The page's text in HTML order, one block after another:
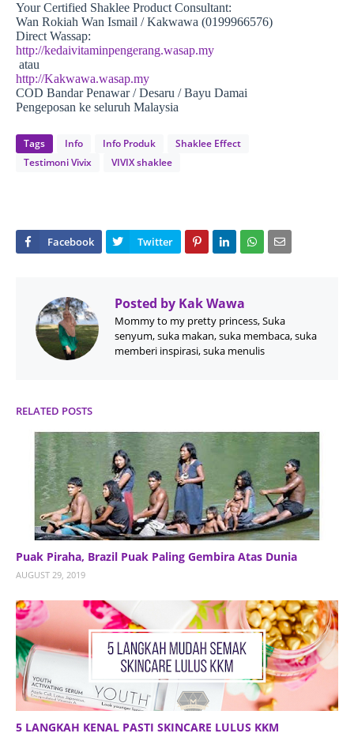
Your Certified Shaklee Product Consultant:
Wan Rokiah Wan Ismail / Kakwawa (0199966576)
Direct Wassap:
http://kedaivitaminpengerang.wasap.my
atau
http://Kakwawa.wasap.my
COD Bandar Penawar / Desaru / Bayu Damai
Pengeposan ke seluruh Malaysia
Tags Info Info Produk
Shaklee Effect
Testimoni Vivix
VIVIX shaklee
Posted by Kak Wawa
Mommy to my pretty princess, Suka
senyum, suka makan, suka membaca, suka
memberi inspirasi, suka menulis
RELATED POSTS
Puak Piraha, Brazil Puak Paling Gembira Atas Dunia
AUGUST 29, 2019
5 LANGKAH KENAL PASTI SKINCARE LULUS KKM